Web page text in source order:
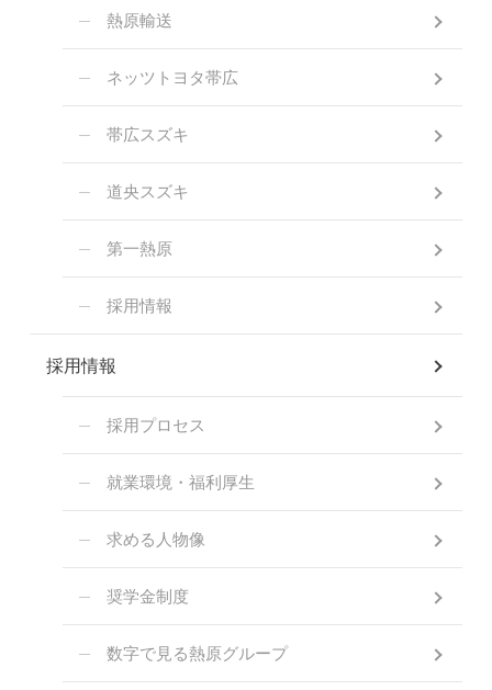
熱原輸送
ネッツトヨタ帯広
帯広スズキ
道央スズキ
第一熱原
採用情報
採用情報
採用プロセス
就業環境・福利厚生
求める人物像
奨学金制度
数字で見る熱原グループ